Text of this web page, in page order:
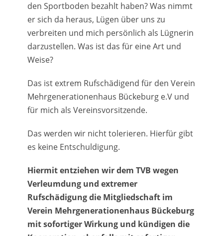
den Sportboden bezahlt haben? Was nimmt
er sich da heraus, Lügen über uns zu
verbreiten und mich persönlich als Lügnerin
darzustellen. Was ist das für eine Art und
Weise?
Das ist extrem Rufschädigend für den Verein
Mehrgenerationenhaus Bückeburg e.V und
für mich als Vereinsvorsitzende.
Das werden wir nicht tolerieren. Hierfür gibt
es keine Entschuldigung.
Hiermit entziehen wir dem TVB wegen
Verleumdung und extremer
Rufschädigung die Mitgliedschaft im
Verein Mehrgenerationenhaus Bückeburg
mit sofortiger Wirkung und kündigen die